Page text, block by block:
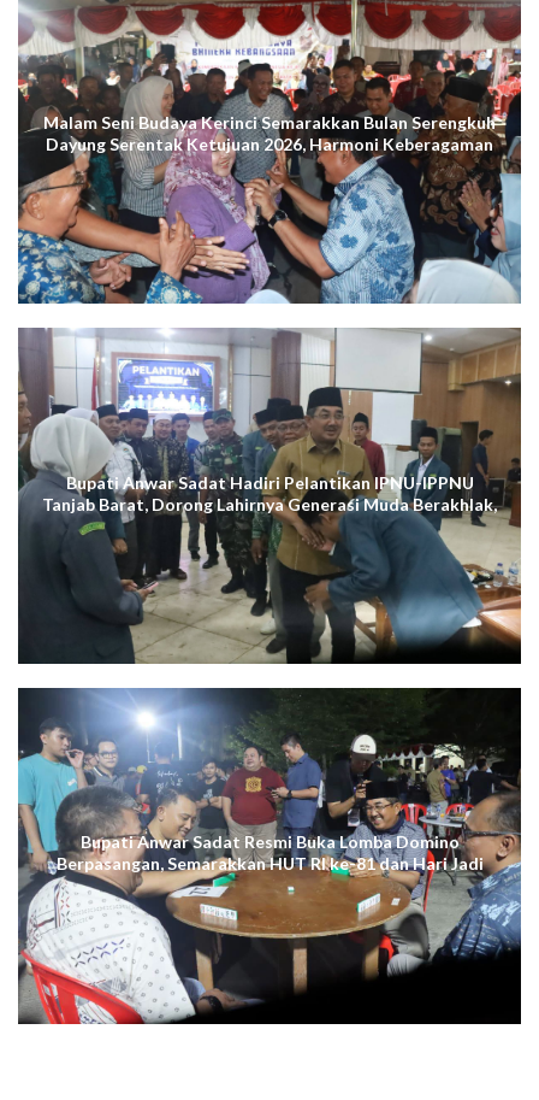
Malam Seni Budaya Kerinci Semarakkan Bulan Serengkuh
Dayung Serentak Ketujuan 2026, Harmoni Keberagaman
Terus Menggema di Kuala Tungkal
Bupati Anwar Sadat Hadiri Pelantikan IPNU-IPPNU
Tanjab Barat, Dorong Lahirnya Generasi Muda Berakhlak,
Cerdas Digital, dan Berdaya Saing
Bupati Anwar Sadat Resmi Buka Lomba Domino
Berpasangan, Semarakkan HUT RI ke-81 dan Hari Jadi
ke-61 Tanjab Barat